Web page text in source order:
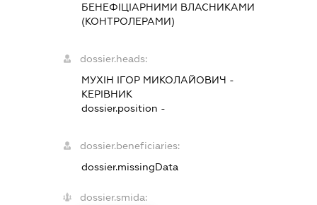
БЕНЕФІЦІАРНИМИ ВЛАСНИКАМИ
(КОНТРОЛЕРАМИ)
dossier.heads:
МУХІН ІГОР МИКОЛАЙОВИЧ -
КЕРІВНИК
dossier.position -
dossier.beneficiaries:
dossier.missingData
dossier.smida: